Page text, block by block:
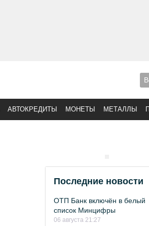
АВТОКРЕДИТЫ МОНЕТЫ МЕТАЛЛЫ
Последние новости
ОТП Банк включён в белый
список Минцифры
06 августа 21:27